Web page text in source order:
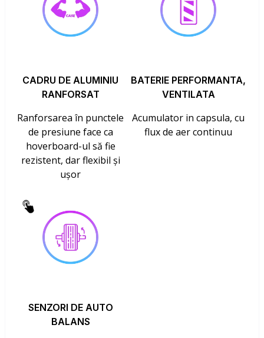
CADRU DE ALUMINIU
RANFORSAT
Ranforsarea în punctele
de presiune face ca
hoverboard-ul să fie
rezistent, dar flexibil și
ușor
BATERIE PERFORMANTA,
VENTILATA
Acumulator in capsula, cu
flux de aer continuu
SENZORI DE AUTO
BALANS